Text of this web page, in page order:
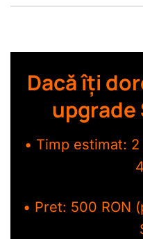
Dacă îți
upgrade
• Timp estimat:
• Pret: 500 RON